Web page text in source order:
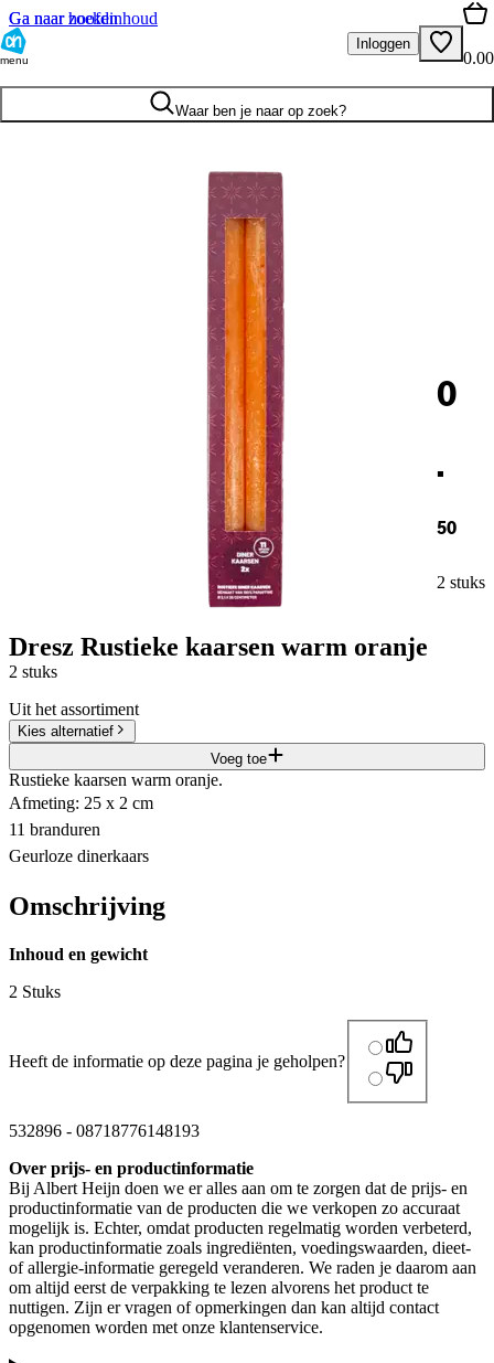
Ga naar hoofdinhoud
Ga naar zoeken
menu
Inloggen
0.00
Waar ben je naar op zoek?
0
.
50
2 stuks
Dresz Rustieke kaarsen warm oranje
2 stuks
Uit het assortiment
Kies alternatief
Voeg toe
Rustieke kaarsen warm oranje.
Afmeting: 25 x 2 cm
11 branduren
Geurloze dinerkaars
Omschrijving
Inhoud en gewicht
2 Stuks
Heeft de informatie op deze pagina je geholpen?
532896 - 08718776148193
Over prijs- en productinformatie
Bij Albert Heijn doen we er alles aan om te zorgen dat de prijs- en
productinformatie van de producten die we verkopen zo accuraat
mogelijk is. Echter, omdat producten regelmatig worden verbeterd,
kan productinformatie zoals ingrediënten, voedingswaarden, dieet-
of allergie-informatie geregeld veranderen. We raden je daarom aan
om altijd eerst de verpakking te lezen alvorens het product te
nuttigen. Zijn er vragen of opmerkingen dan kan altijd contact
opgenomen worden met onze klantenservice.